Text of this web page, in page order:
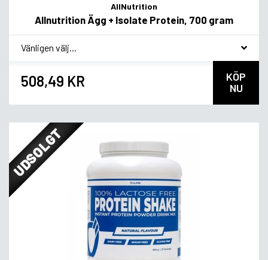
AllNutrition
Allnutrition Ägg + Isolate Protein, 700 gram
* Smakvariant
508,49 KR
KÖP
NU
UDSOLGT